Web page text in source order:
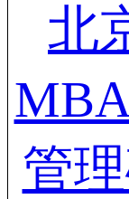
北
管